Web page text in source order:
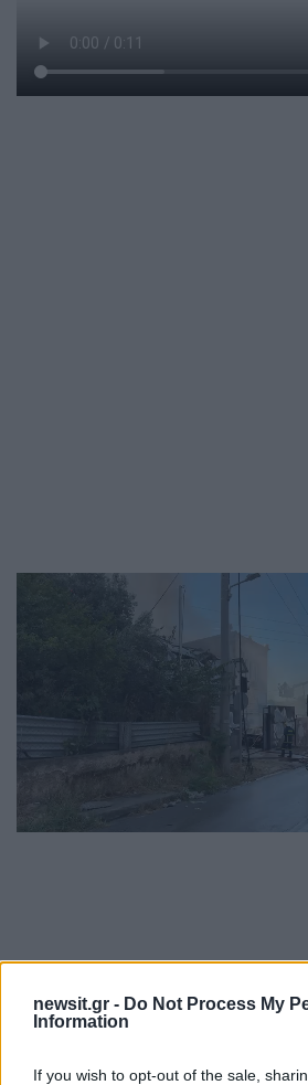
newsit.gr - Do Not Process My
Information
If you wish to opt-out of the sale,